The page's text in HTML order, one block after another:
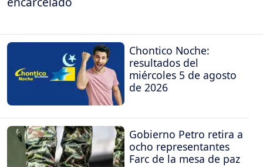
Chontico Noche:
resultados del
miércoles 5 de agosto
de 2026
Gobierno Petro retira a
ocho representantes
Farc de la mesa de paz